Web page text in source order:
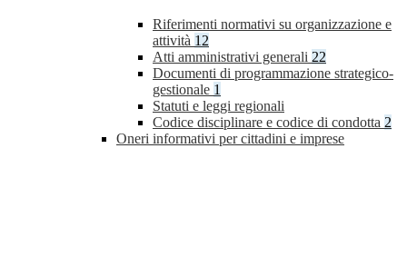
Riferimenti normativi su organizzazione e
attività 12
Atti amministrativi generali 22
Documenti di programmazione strategico-
gestionale 1
Statuti e leggi regionali
Codice disciplinare e codice di condotta 2
Oneri informativi per cittadini e imprese